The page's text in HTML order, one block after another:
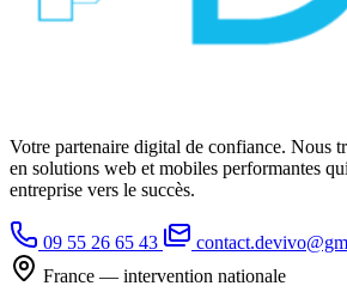
Votre partenaire digital de confiance. Nous
en solutions web et mobiles performantes
entreprise vers le succès.
09 55 26 65 43
France — intervention nationale